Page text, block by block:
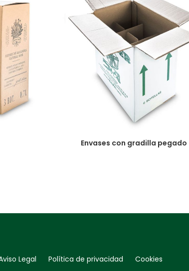
Envases con gradilla pegado
Legal Política de privacidad Cookies